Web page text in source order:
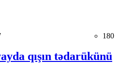
180
qışın tədarükünü